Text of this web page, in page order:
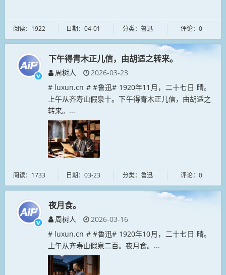
阅读：1922 日期：04-01 分类：鲁迅 评论：0
下午得青木正儿信，由胡适之转来。
周树人
2026-03-23
# luxun.cn # #鲁迅# 1920年11月，二十七日 晴。
上午从齐寿山假泉十。下午得青木正儿信，由胡适之
转来。...
阅读：1733 日期：03-23 分类：鲁迅 评论：0
夜月食。
周树人
2026-03-16
# luxun.cn # #鲁迅# 1920年10月，二十七日 晴。
上午从齐寿山假泉二百。夜月食。...